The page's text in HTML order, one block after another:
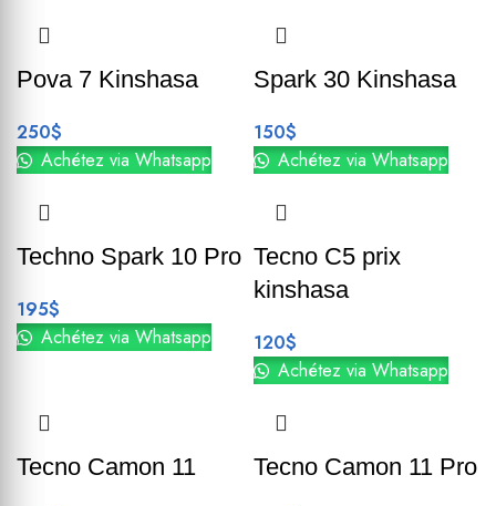
Pova 7 Kinshasa
250$
Achétez via Whatsapp
Spark 30 Kinshasa
150$
Achétez via Whatsapp
Techno Spark 10 Pro
195$
Achétez via Whatsapp
Tecno C5 prix
kinshasa
120$
Achétez via Whatsapp
Tecno Camon 11 Tecno Camon 11 Pro